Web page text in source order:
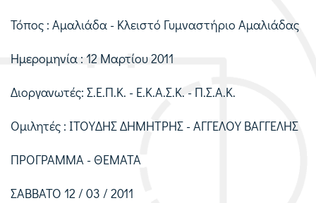
Τόπος : Αμαλιάδα - Κλειστό Γυμναστήριο Αμαλιάδας
Ημερομηνία : 12 Μαρτίου 2011
Διοργανωτές: Σ.Ε.Π.Κ. - Ε.Κ.Α.Σ.Κ. - Π.Σ.Α.Κ.
Ομιλητές : ΙΤΟΥΔΗΣ ΔΗΜΗΤΡΗΣ - ΑΓΓΕΛΟΥ ΒΑΓΓΕΛΗΣ
ΠΡΟΓΡΑΜΜΑ - ΘΕΜΑΤΑ
ΣΑΒΒΑΤΟ 12 / 03 / 2011